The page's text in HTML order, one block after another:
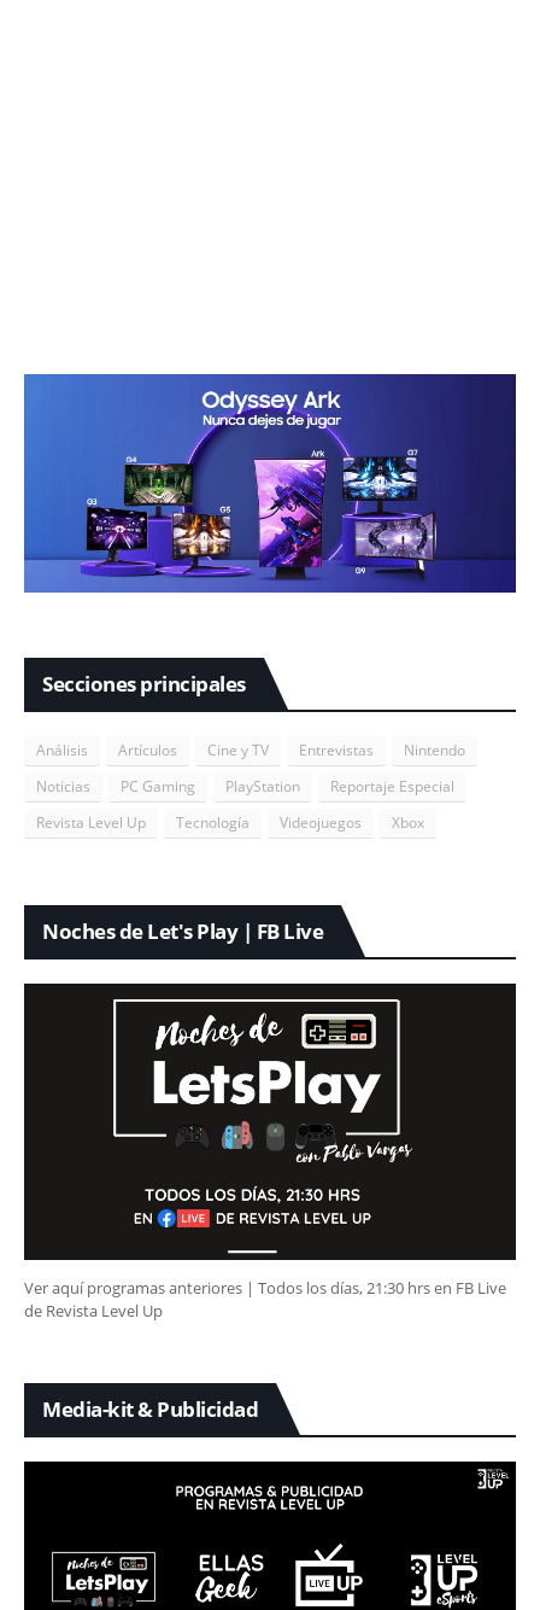
Secciones principales
Análisis Artículos Cine y TV Entrevistas
Nintendo
Noticias
PC Gaming PlayStation
Reportaje Especial
Revista Level Up
Tecnología Videojuegos Xbox
Noches de Let's Play | FB Live
Ver aquí programas anteriores | Todos los días, 21:30 hrs en FB Live
de Revista Level Up
Media-kit & Publicidad